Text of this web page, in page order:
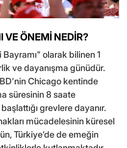
VE ÖNEMİ NEDİR?
olarak bilinen 1
ve dayanışma günüdür.
Chicago kentinde
süresinin 8 saate
grevlere dayanır.
mücadelesinin küresel
Türkiye’de de emeğin